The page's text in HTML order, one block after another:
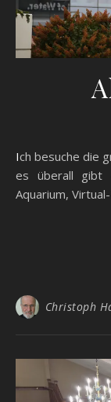
Ich besuche die größte Shopping Mall der USA. Es gibt, was
es überall gibt
Aquarium,
Christoph